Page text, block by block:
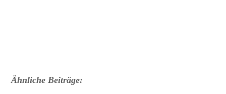
Ähnliche Beiträge: